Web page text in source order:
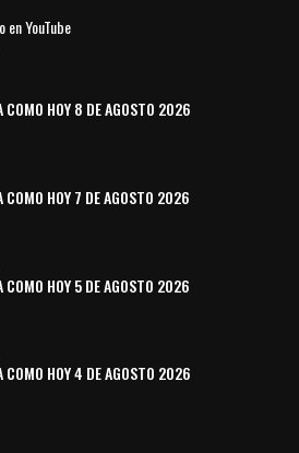
COMO HOY 8 DE AGOSTO 2026
COMO HOY 7 DE AGOSTO 2026
COMO HOY 5 DE AGOSTO 2026
COMO HOY 4 DE AGOSTO 2026